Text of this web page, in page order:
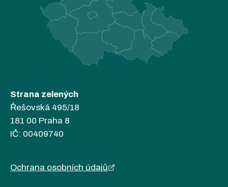
Strana zelených
Řešovská 495/18
181 00 Praha 8
IČ: 00409740
Ochrana osobních údajů